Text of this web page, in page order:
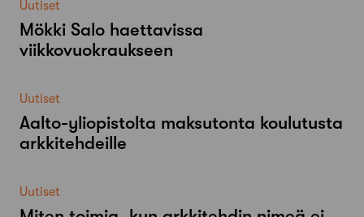
Uutiset
Mökki Salo haettavissa
viikkovuokraukseen
Uutiset
Aalto-​yliopistolta maksutonta koulutusta
arkkitehdeille
Uutiset